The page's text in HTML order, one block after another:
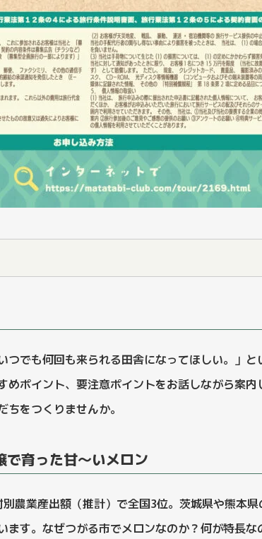
つでも何回も来られる田舎になってほしい。」
めポイント、要注意ポイントをお話しながら案
をつくりませんか。
で育った甘～いメロン
農業産出額（推計）で全国3位。茨城県や熊本
ます。なぜつがる市でメロンなのか？何が特長